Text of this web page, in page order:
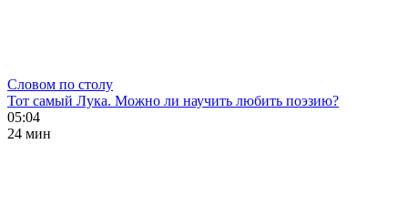
Словом по столу
Тот самый Лука. Можно ли научить любить поэзию?
05:04
24 мин